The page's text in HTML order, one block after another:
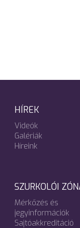
HÍREK
Videók
Galériák
Híreink
SZURKOLÓI
Mérkőzés és
jegyinformációk
Sajtóakkreditáció